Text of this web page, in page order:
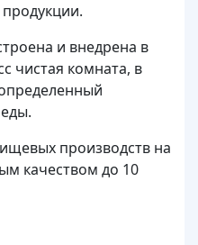
и внедрена в
чистая комната, в
производств на
качеством до 10